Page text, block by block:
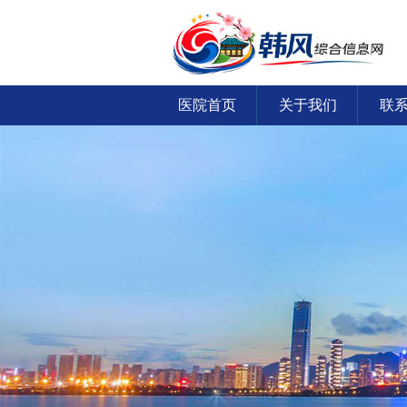
医院首页 关于我们 联